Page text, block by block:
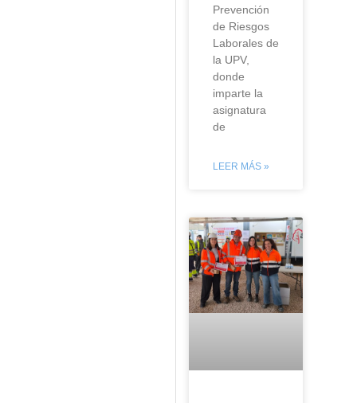
Prevención
de Riesgos
Laborales de
la UPV,
donde
imparte la
asignatura
de
LEER MÁS »